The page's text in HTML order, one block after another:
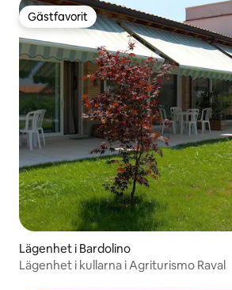
Gästfavorit
Gästfavorit
Lägenhet i Bardolino
Lägenhet i kullarna i Agriturismo Raval